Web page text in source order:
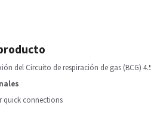
del Circuito de respiración de gas (BCG)
quick connections